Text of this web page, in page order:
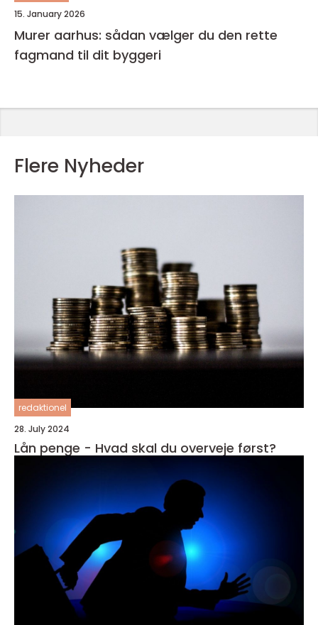
15. January 2026
Murer aarhus: sådan vælger du den rette
fagmand til dit byggeri
Flere Nyheder
redaktionel
28. July 2024
Lån penge - Hvad skal du overveje først?